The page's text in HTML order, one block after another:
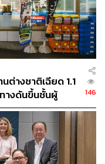
ระจำกองบรรณาธิการ
ผู้เสพติดโลก
คโนโลยี และชอบสำรวจ
ไลน์มาถอดรหัสความ
องเข้าใจง่าย สนุก และได้
างชาติเฉียด 1.1
างดันขึ้นชั้นผู้
146